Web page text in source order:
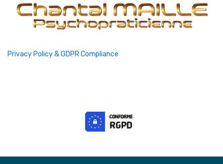
Privacy Policy & GDPR Compliance